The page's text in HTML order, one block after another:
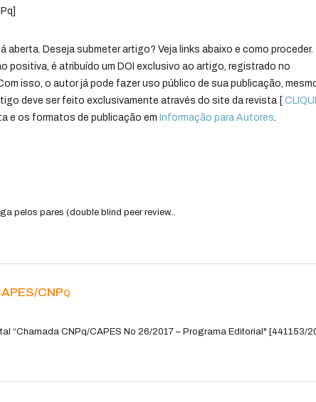
Deseja submeter artigo? Veja links abaixo e como proceder.
positiva, é atribuído um DOI exclusivo ao artigo, registrado no
isso, o autor já pode fazer uso público de sua publicação,
deve ser feito exclusivamente através do site da revista [
e os formatos de publicação em Informação para Autores
pelos pares (double blind peer review...
CNPq
“Chamada CNPq/CAPES No 26/2017 – Programa Editorial" [441153/